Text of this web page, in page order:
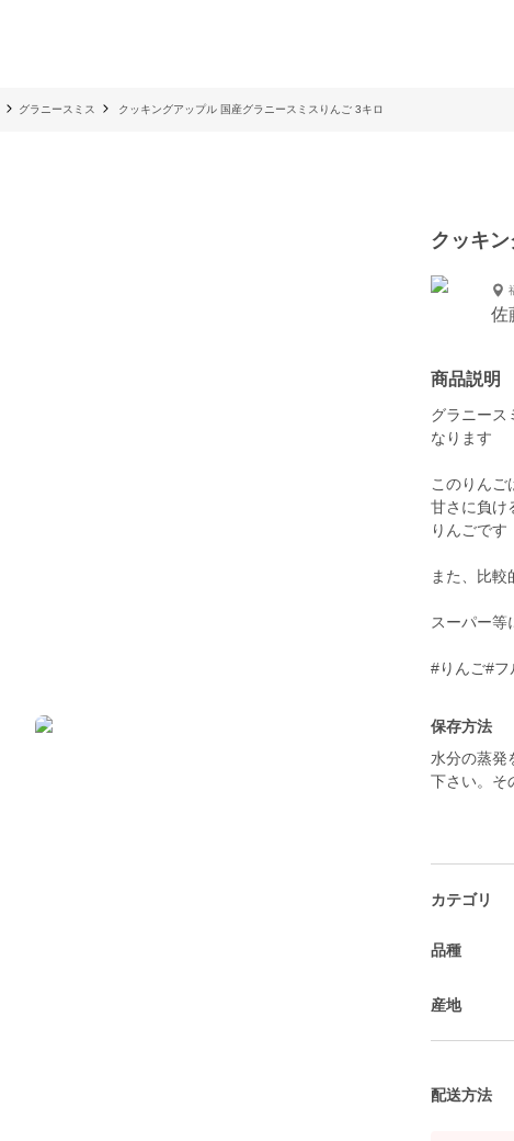
グラニースミス クッキングアップル 国産グラニースミスりんご 3キロ
クッキ
佐
商品説明
グラニース
なります
このりんご
甘さに負け
りんごです
また、比
スーパー等
#りんご#フ
保存方法
水分の蒸発
下さい。そ
カテゴリ
品種
産地
配送方法